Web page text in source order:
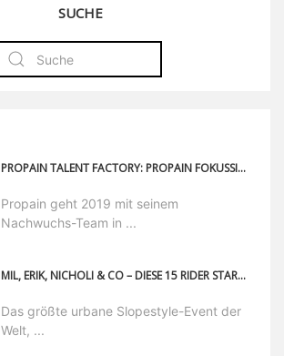
SUCHE
PROPAIN TALENT FACTORY: PROPAIN FOKUSSIERT SEINE NACHWUCHSFÖRDERUNG FÜR 2019
Propain geht 2019 mit seinem
Nachwuchs-Team in ...
MIL, ERIK, NICHOLI & CO – DIESE 15 RIDER STARTEN BEIM RED BULL DISTRICT RIDE 2022
Das größte urbane Slopestyle-Event der
Welt, ...